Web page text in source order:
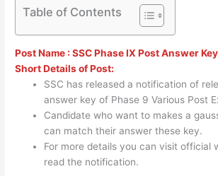
Table of Contents
Post Name : SSC Phase IX Post Answer
Short Details of Post:
SSC has released a notification of
answer key of Phase 9 Various Post
Candidate who want to makes a
can match their answer these key.
For more details you can visit official
read the notification.